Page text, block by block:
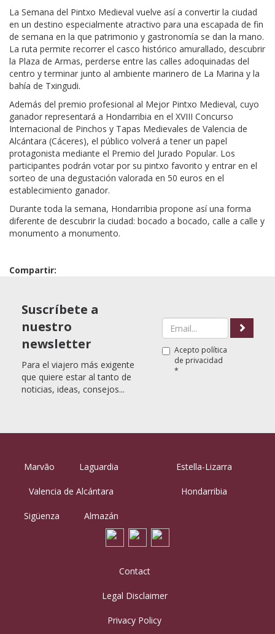
La Semana del Pintxo Medieval vuelve así a convertir la ciudad
en un destino especialmente atractivo para una escapada de fin
de semana en la que patrimonio y gastronomía se dan la mano.
La ruta permite recorrer el casco histórico amurallado, descubrir
la Plaza de Armas, perderse entre las calles adoquinadas del
centro y terminar junto al ambiente marinero de La Marina y la
bahía de Txingudi.
Además del premio profesional al Mejor Pintxo Medieval, cuyo
ganador representará a Hondarribia en el XVIII Concurso
Internacional de Pinchos y Tapas Medievales de Valencia de
Alcántara (Cáceres), el público volverá a tener un papel
protagonista mediante el Premio del Jurado Popular. Los
participantes podrán votar por su pintxo favorito y entrar en el
sorteo de una degustación valorada en 50 euros en el
establecimiento ganador.
Durante toda la semana, Hondarribia propone así una forma
diferente de descubrir la ciudad: bocado a bocado, calle a calle y
monumento a monumento.
Compartir:
Suscríbete a
nuestro
newsletter
Para el viajero más exigente
que quiere estar al tanto de
noticias, ideas, consejos...
Acepto política
de privacidad
*
Marvão Laguardia
Valencia de Alcántara
Sigüenza Almazán
Estella-Lizarra
Hondarribia
Contact
Legal Disclaimer
Privacy Policy